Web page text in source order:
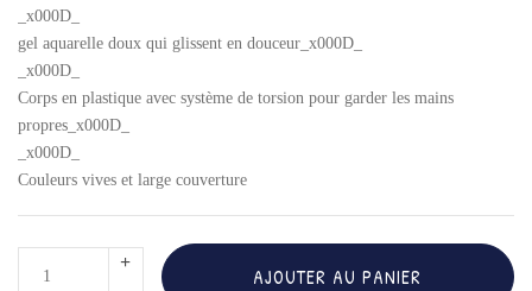
_x000D_
gel aquarelle doux qui glissent en douceur_x000D_
_x000D_
Corps en plastique avec système de torsion pour garder les mains
propres_x000D_
_x000D_
Couleurs vives et large couverture
AJOUTER AU PANIER